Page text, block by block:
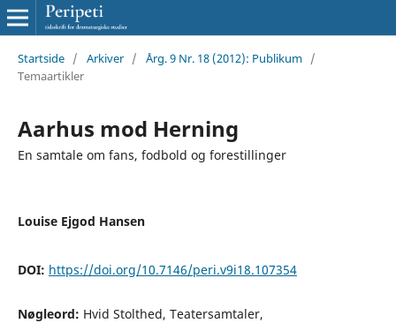
Startside / Arkiver / Årg. 9 Nr. 18 (2012): Publikum /
Temaartikler
Aarhus mod Herning
En samtale om fans, fodbold og forestillinger
Louise Ejgod Hansen
DOI: https://doi.org/10.7146/peri.v9i18.107354
Nøgleord: Hvid Stolthed, Teatersamtaler,